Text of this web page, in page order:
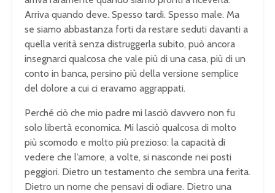
Arriva quando deve. Spesso tardi. Spesso male. Ma
se siamo abbastanza forti da restare seduti davanti a
quella verità senza distruggerla subito, può ancora
insegnarci qualcosa che vale più di una casa, più di un
conto in banca, persino più della versione semplice
del dolore a cui ci eravamo aggrappati.
Perché ciò che mio padre mi lasciò davvero non fu
solo libertà economica. Mi lasciò qualcosa di molto
più scomodo e molto più prezioso: la capacità di
vedere che l’amore, a volte, si nasconde nei posti
peggiori. Dietro un testamento che sembra una ferita.
Dietro un nome che pensavi di odiare. Dietro una